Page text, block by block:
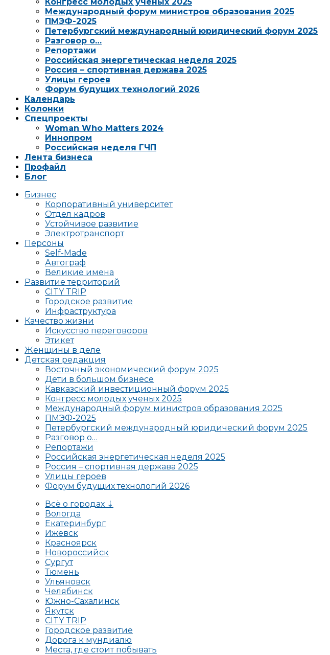
Международный форум министров образования 2025
ПМЭФ-2025
Петербургский международный юридический форум 2025
Разговор о…
Репортажи
Российская энергетическая неделя 2025
Россия – спортивная держава 2025
Улицы героев
Форум будущих технологий 2026
Календарь
Колонки
Спецпроекты
Woman Who Matters 2024
Иннопром
Российская неделя ГЧП
Лента бизнеса
Профайл
Блог
Бизнес
Корпоративный университет
Отдел кадров
Устойчивое развитие
Электротранспорт
Персоны
Self-Made
Автограф
Великие имена
Развитие территорий
CITY TRIP
Городское развитие
Инфраструктура
Качество жизни
Искусство переговоров
Этикет
Женщины в деле
Детская редакция
Восточный экономический форум 2025
Дети в большом бизнесе
Кавказский инвестиционный форум 2025
Конгресс молодых ученых 2025
Международный форум министров образования 2025
ПМЭФ-2025
Петербургский международный юридический форум 2025
Разговор о…
Репортажи
Российская энергетическая неделя 2025
Россия – спортивная держава 2025
Улицы героев
Форум будущих технологий 2026
Всё о городах ⇣
Вологда
Екатеринбург
Ижевск
Красноярск
Новороссийск
Сургут
Тюмень
Ульяновск
Челябинск
Южно-Сахалинск
Якутск
CITY TRIP
Городское развитие
Дорога к мундиалю
Места, где стоит побывать